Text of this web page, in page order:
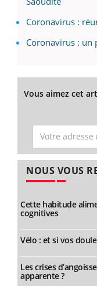
Coronavirus :
Coronavirus : un
Vous aimez cet
NOUS VOUS
Cette habitude
cognitives
Vélo : et si vos
Les crises
apparente ?